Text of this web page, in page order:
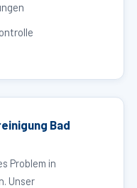
Bad
Problem in
Unser